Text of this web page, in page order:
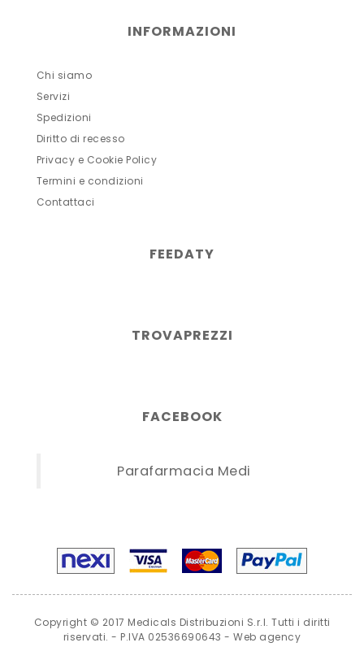
INFORMAZIONI
Chi siamo
Servizi
Spedizioni
Diritto di recesso
Privacy e Cookie Policy
Termini e condizioni
Contattaci
FEEDATY
TROVAPREZZI
FACEBOOK
Parafarmacia Medi
Copyright © 2017 Medicals Distribuzioni S.r.l. Tutti i diritti
riservati. - P.IVA 02536690643 -Web agency